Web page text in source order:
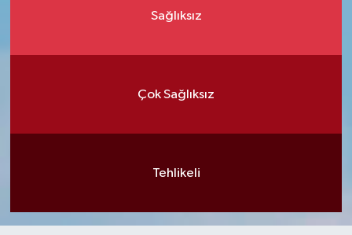
Sağlıksız
Çok Sağlıksız
Tehlikeli